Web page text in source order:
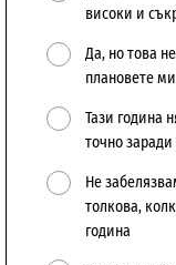
високи и
Да, но това
плановете
Тази година
точно
Не
толкова,
година